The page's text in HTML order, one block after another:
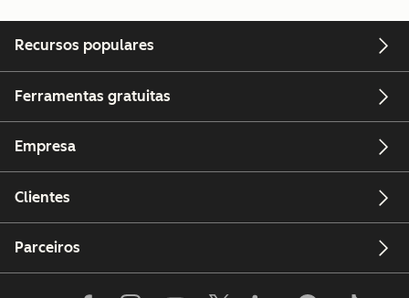
Recursos populares
Ferramentas gratuitas
Empresa
Clientes
Parceiros